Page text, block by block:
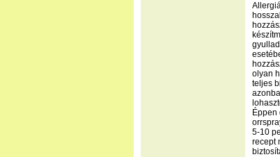
olyan
teljes
Éppen
5-10
recept